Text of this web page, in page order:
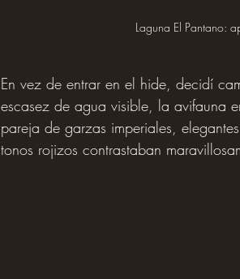
Laguna El Pantano:
En vez de entrar en el hide, decidí
escasez de agua visible, la avifauna
pareja de garzas imperiales,
tonos rojizos contrastaban